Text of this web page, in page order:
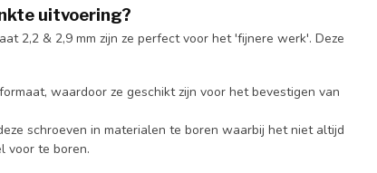
uitvoering?
2,2 & 2,9 mm zijn ze perfect voor het 'fijnere werk'. Deze
waardoor ze geschikt zijn voor het bevestigen van
schroeven in materialen te boren waarbij het niet altijd
voor te boren.